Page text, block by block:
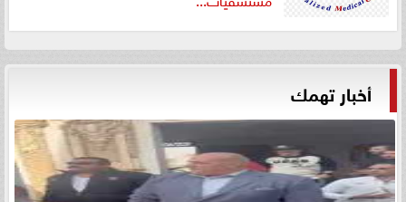
أخبار تهمك